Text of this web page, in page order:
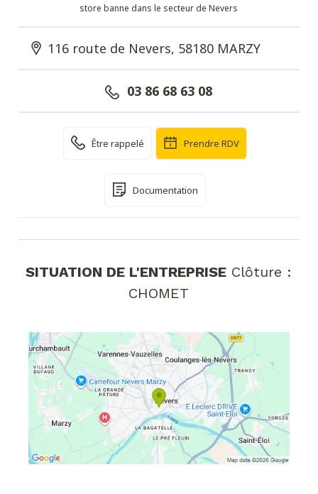
store banne dans le secteur de Nevers
116 route de Nevers, 58180 MARZY
03 86 68 63 08
Être rappelé Prendre RDV
Documentation
SITUATION DE L'ENTREPRISE Clôture :
CHOMET